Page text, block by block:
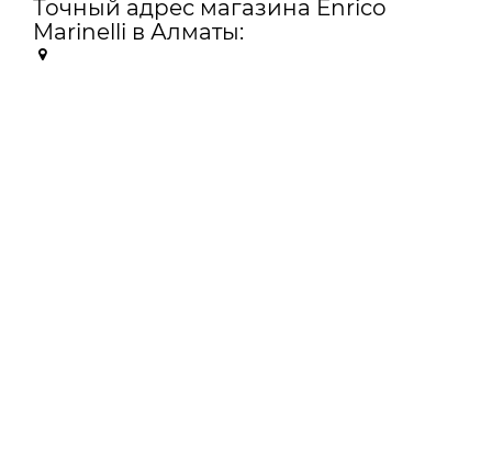
Точный адрес магазина Enrico
Marinelli в Алматы: